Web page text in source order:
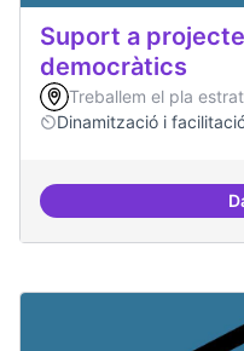
Suport a
democràtics
Treballem el pla
Dinamització i